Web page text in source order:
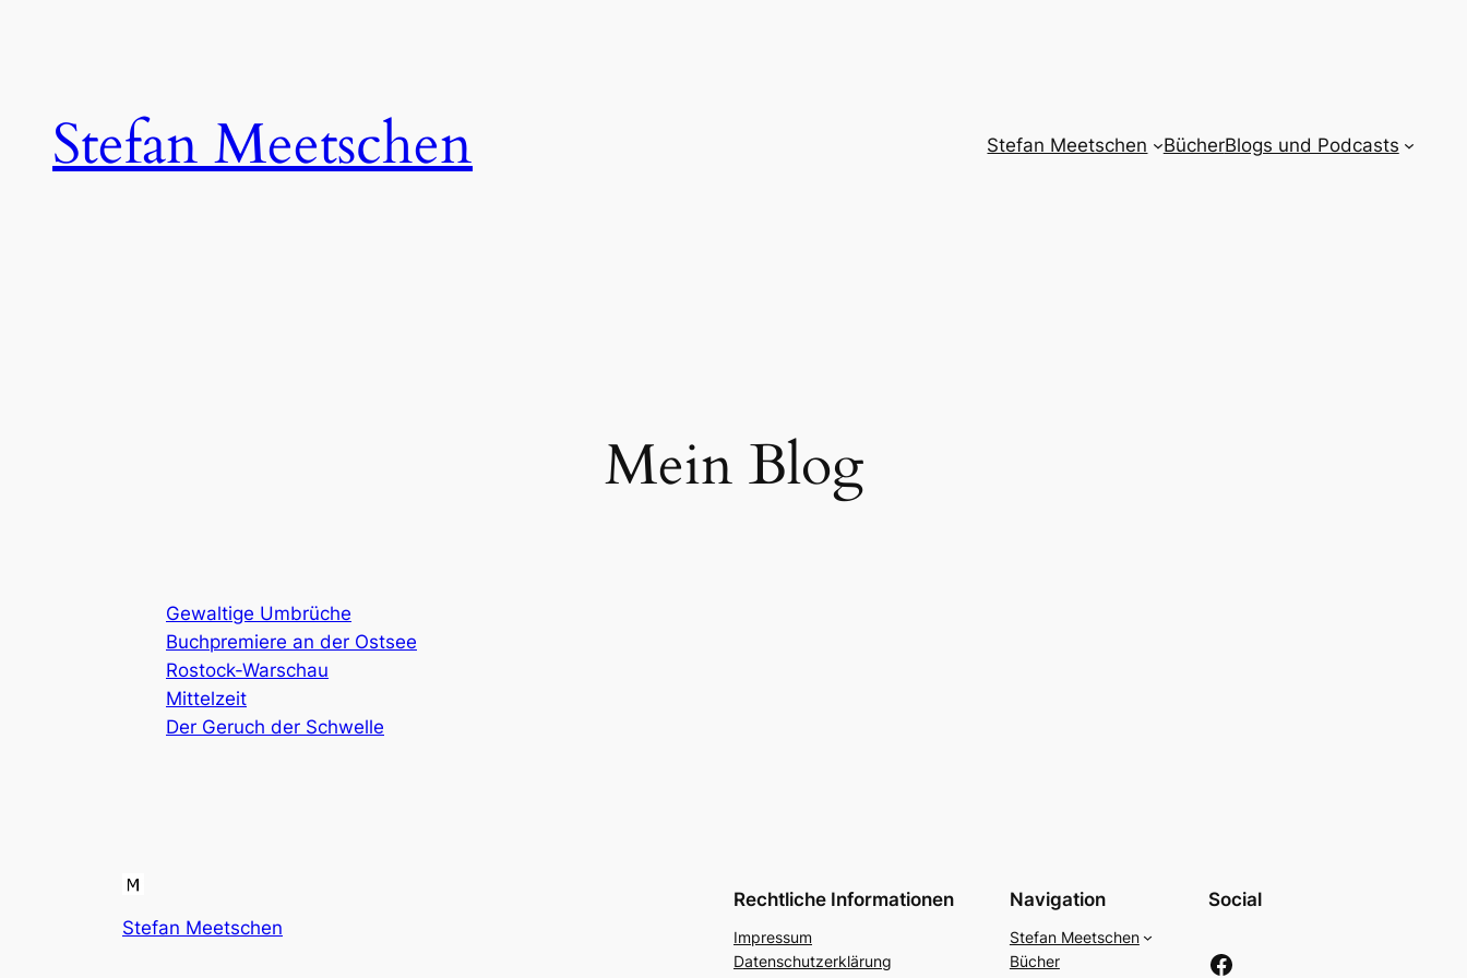
Stefan Meetschen Stefan Meetschen BücherBlogs und Podcasts
Mein Blog
Gewaltige Umbrüche
Buchpremiere an der Ostsee
Rostock-Warschau
Mittelzeit
Der Geruch der Schwelle
Stefan Meetschen
Rechtliche Informationen
Impressum
Datenschutzerklärung
Navigation
Stefan Meetschen
Bücher
Social
Facebook